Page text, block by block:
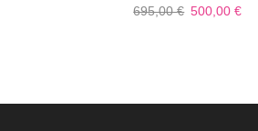
695,00€ 500,00€